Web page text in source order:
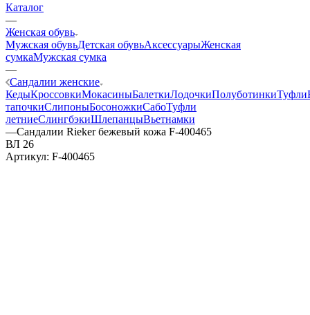
Каталог
—
Женская обувь
Мужская обувьДетская обувьАксессуарыЖенская
сумкаМужская сумка
—
Сандалии женские
КедыКроссовкиМокасиныБалеткиЛодочкиПолуботинкиТуфли
тапочкиСлипоныБосоножкиСабоТуфли
летниеСлингбэкиШлепанцыВьетнамки
—Сандалии Rieker бежевый кожа F-400465
ВЛ 26
Артикул: F-400465